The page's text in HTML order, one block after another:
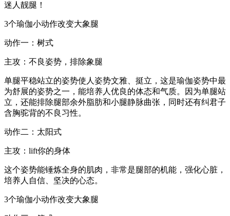
迷人靓腿！
3个瑜伽小动作改变大象腿
动作一：树式
主攻：不良姿势，排除象腿
单腿平稳站立的姿势使人姿势文雅、挺立，这是瑜伽姿势中最
为舒展的姿势之一，能培养人优良的体态和气质。因为单腿站
立，还能排除腿部余外脂肪和小腿静脉曲张，同时还有纠君子
含胸驼背的不良习性。
动作二：太阳式
主攻：lift你的身体
这个姿势能锤炼全身的肌肉，非常是腿部的机能，强化心脏，
培养人自信、坚决的心态。
3个瑜伽小动作改变大象腿